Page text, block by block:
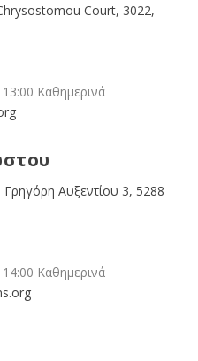
Court, 3022,
Καθημερινά
Γρηγόρη Αυξεντίου 3, 5288
Καθημερινά